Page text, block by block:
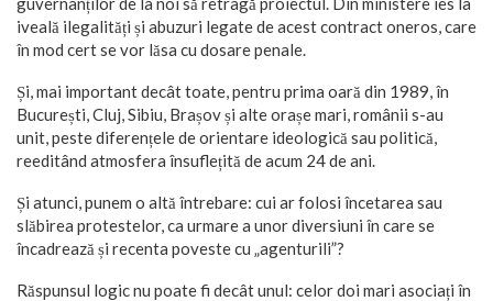
iveală ilegalități și abuzuri legate de acest contract oneros, care
în mod cert se vor lăsa cu dosare penale.
Și, mai important decât toate, pentru prima oară din 1989, în
București, Cluj, Sibiu, Brașov și alte orașe mari, românii s-au
unit, peste diferențele de orientare ideologică sau politică,
reeditând atmosfera însuflețită de acum 24 de ani.
Și atunci, punem o altă întrebare: cui ar folosi încetarea sau
slăbirea protestelor, ca urmare a unor diversiuni în care se
încadrează și recenta poveste cu „agenturili”?
Răspunsul logic nu poate fi decât unul: celor doi mari asociați în